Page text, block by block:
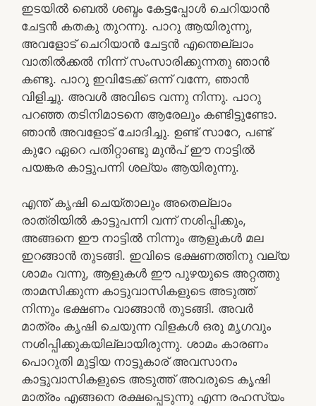
ഇടയിൽ ബെൽ ശബ്ദം കേട്ടപ്പോൾ ചെറിയാൻ
ചേട്ടൻ കതകു തുറന്നു. പാറു ആയിരുന്നു,
അവളോട്‌ ചെറിയാൻ ചേട്ടൻ എന്തെല്ലാം
വാതിൽക്കൽ നിന്ന് സംസാരിക്കുന്നതു ഞാൻ
കണ്ടു. പാറു ഇവിടേക്ക് ഒന്ന് വന്നേ, ഞാൻ
വിളിച്ചു. അവൾ അവിടെ വന്നു നിന്നു. പാറു
പറഞ്ഞ തടിനിമാടനെ ആരേലും കണ്ടിട്ടുണ്ടോ.
ഞാൻ അവളോട്‌ ചോദിച്ചു. ഉണ്ട് സാറേ, പണ്ട്
കുറേ ഏറെ പതിറ്റാണ്ടു മുൻപ്‌ ഈ നാട്ടിൽ
പയങ്കര കാട്ടുപന്നി ശല്യം ആയിരുന്നു.
എന്ത് കൃഷി ചെയ്താലും അതെല്ലാം
രാത്രിയിൽ കാട്ടുപന്നി വന്ന് നശിപ്പിക്കും,
അങ്ങനെ ഈ നാട്ടിൽ നിന്നും ആളുകൾ മല
ഇറങ്ങാൻ തുടങ്ങി. ഇവിടെ ഭക്ഷണത്തിനു വല്യ
ശാമം വന്നു, ആളുകൾ ഈ പുഴയുടെ അറ്റത്തു
താമസിക്കുന്ന കാട്ടുവാസികളുടെ അടുത്ത്
നിന്നും ഭക്ഷണം വാങ്ങാൻ തുടങ്ങി. അവർ
മാത്രം കൃഷി ചെയുന്ന വിളകൾ ഒരു മൃഗവും
നശിപ്പിക്കുകയില്ലായിരുന്നു. ശാമം കാരണം
പൊറുതി മുട്ടിയ നാട്ടുകാര് അവസാനം
കാട്ടുവാസികളുടെ അടുത്ത് അവരുടെ കൃഷി
മാത്രം എങ്ങനെ രക്ഷപ്പെടുന്നു എന്ന രഹസ്യം